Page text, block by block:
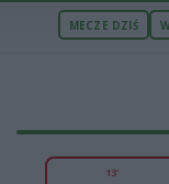
MECZE DZIŚ
13'